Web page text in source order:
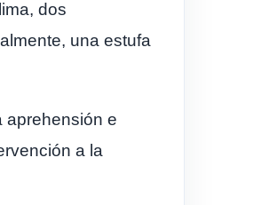
dos
una estufa
aprehensión e
a la